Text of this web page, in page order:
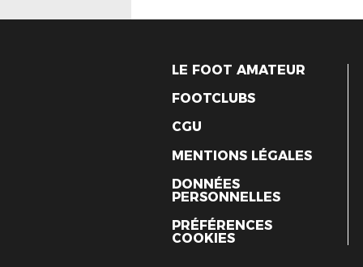
LE FOOT AMATEUR
FOOTCLUBS
CGU
MENTIONS LÉGALES
DONNÉES
PERSONNELLES
PRÉFÉRENCES
COOKIES